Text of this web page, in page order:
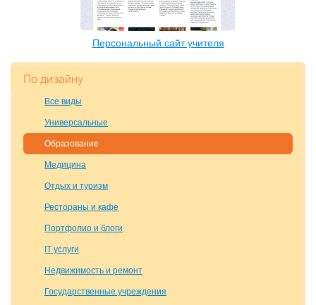
Персональный сайт учителя
По дизайну
Все виды
Универсальные
Образование
Медицина
Отдых и туризм
Рестораны и кафе
Портфолио и блоги
IT услуги
Недвижимость и ремонт
Государственные учреждения